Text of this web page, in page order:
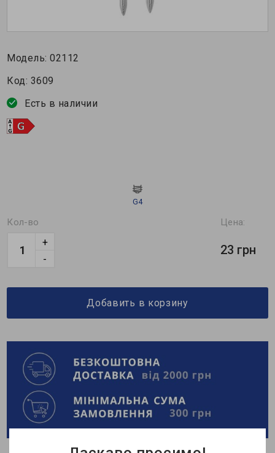
Модель:02112
Код: 3609
Есть в наличии
G4
Кол-во
-
+
Цена:
23 грн
Добавить в корзину